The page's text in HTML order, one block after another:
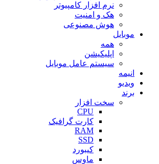
نرم افزار کامپیوتر
هک و امنیت
هوش مصنوعی
موبایل
همه
اپلیکیشن
سیستم عامل موبایل
انیمه
ویدیو
برند
سخت افزار
CPU
کارت گرافیک
RAM
SSD
کیبورد
ماوس